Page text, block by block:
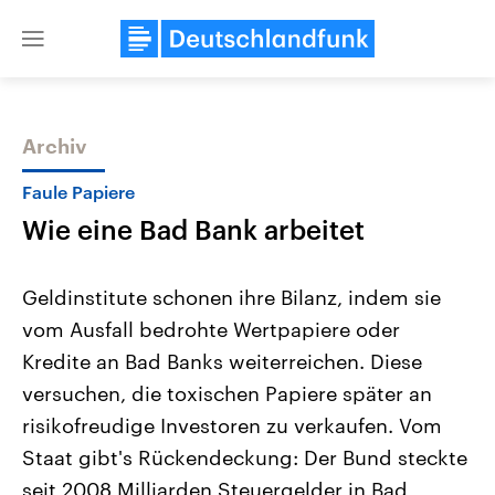
Close
Themen
Landtagswahl Sachsen-Anhalt
2026
Alle Informationen
Sachsen-Anhalt wählt am 6.
September 2026 einen neuen
Landtag. Seit 2021 wird das
Bundesland von einer Koalition aus
USA
Aktuelle Beiträge,
Hintergründe
Wirtschaftlich und
gehören die Vereinigten
mit großem Einfluss auf
Archiv
Faule Papiere
Wie eine Bad Bank arbeitet
Geldinstitute schonen ihre Bilanz, indem sie
vom Ausfall bedrohte Wertpapiere oder
Kredite an Bad Banks weiterreichen. Diese
versuchen, die toxischen Papiere später an
risikofreudige Investoren zu verkaufen. Vom
Staat gibt's Rückendeckung: Der Bund steckte
seit 2008 Milliarden Steuergelder in Bad